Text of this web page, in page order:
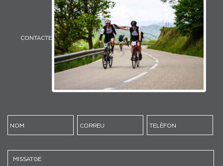
CONTACTE